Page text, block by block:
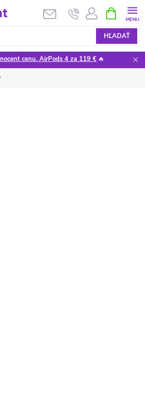
HĽADAŤ
KOŠÍK
cenu. AirPods 4 za 119 € 🔥